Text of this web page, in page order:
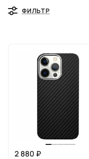
ФИЛЬТР
2 880 ₽